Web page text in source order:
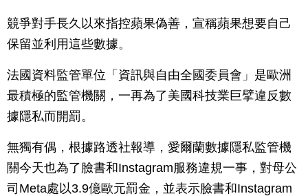
競爭對手長久以來指控蘋果偽善，宣稱蘋果想要自己
保留並利用這些數據。
法國資料監管單位「資訊與自由全國委員會」是歐洲
最積極的監管機關，一再為了美國科技業巨擘違反數
據隱私而開罰。
無獨有偶，根據路透社報導，愛爾蘭數據隱私監管機
關今天也為了臉書和Instagram服務違規一事，對母公
司Meta處以3.9億歐元罰金，並表示臉書和Instagram